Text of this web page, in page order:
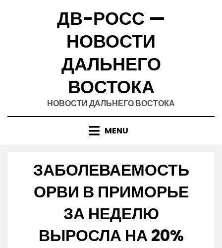
ДВ-РОСС —
НОВОСТИ
ДАЛЬНЕГО
ВОСТОКА
НОВОСТИ ДАЛЬНЕГО ВОСТОКА
MENU
ЗАБОЛЕВАЕМОСТЬ
ОРВИ В ПРИМОРЬЕ
ЗА НЕДЕЛЮ
ВЫРОСЛА НА 20%